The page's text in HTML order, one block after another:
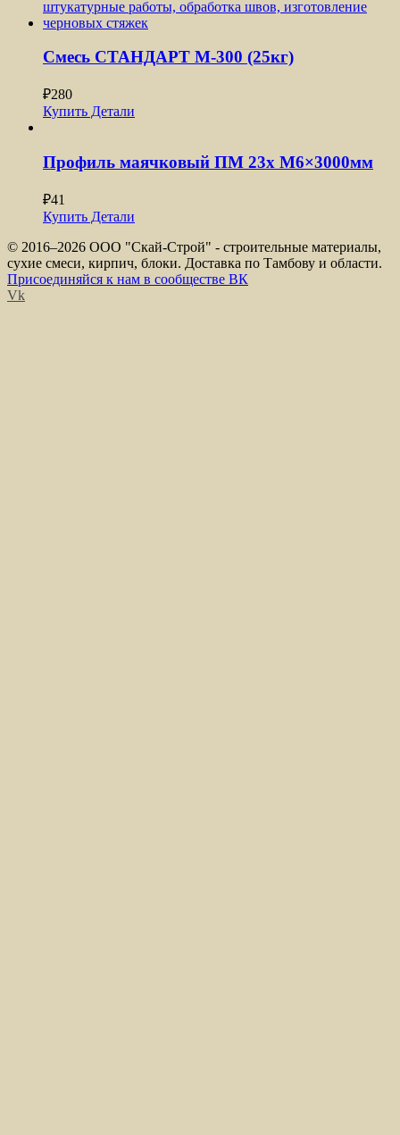
Смесь СТАНДАРТ М-300 (25кг)
₽280
Купить Детали
Профиль маячковый ПМ 23x М6×3000мм
₽41
Купить Детали
© 2016–2026 ООО "Скай-Строй" - строительные материалы,
сухие смеси, кирпич, блоки. Доставка по Тамбову и области.
Присоединяйся к нам в сообществе ВК
Vk